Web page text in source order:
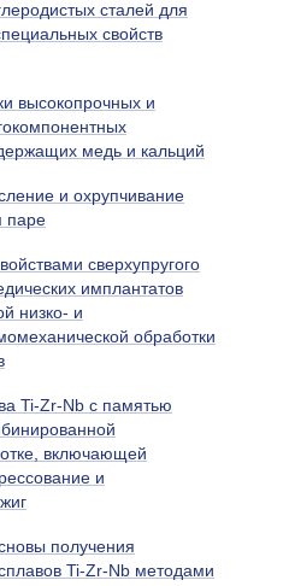
сталей для
свойств
высокопрочных и
медь и кальций
и охрупчивание
паре
сверхупругого
имплантатов
низко- и
обработки
Ti-Zr-Nb с памятью
включающей
и
получения
Ti-Zr-Nb методами